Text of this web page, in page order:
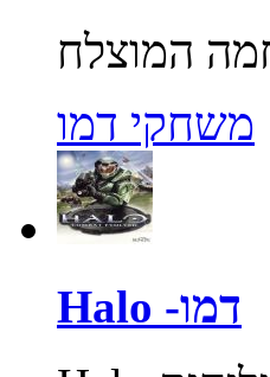
משחקי דמו
Halo -דמו